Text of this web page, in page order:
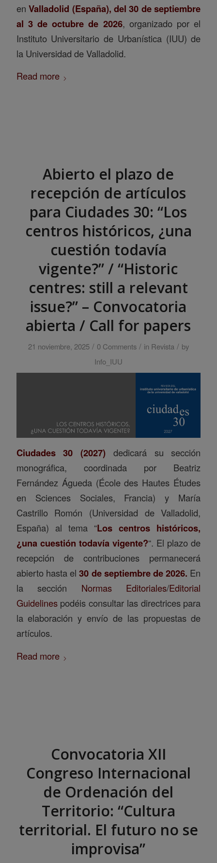
enValladolid (España), del 30 de septiembre
al 3 de octubre de 2026, organizado por el
Instituto Universitario de Urbanística (IUU) de
la Universidad de Valladolid.
Read more
Abierto el plazo de
recepción de artículos
para Ciudades 30: “Los
centros históricos, ¿una
cuestión todavía
vigente?” / “Historic
centres: still a relevant
issue?” – Convocatoria
abierta / Call for papers
21 noviembre, 2025 / 0 Comments / in Revista / by
Info_IUU
Ciudades 30 (2027) dedicará su sección
monográfica, coordinada por Beatriz
Fernández Águeda (École des Hautes Études
en Sciences Sociales, Francia) y María
Castrillo Romón (Universidad de Valladolid,
España) al tema “Los centros históricos,
¿una cuestión todavía vigente?“. El plazo de
recepción de contribuciones permanecerá
abierto hasta el30 de septiembre de 2026. En
la sección Normas Editoriales/Editorial
Guidelinespodéis consultar las directrices para
la elaboración y envío de las propuestas de
artículos.
Read more
Convocatoria XII
Congreso Internacional
de Ordenación del
Territorio: “Cultura
territorial. El futuro no se
improvisa”